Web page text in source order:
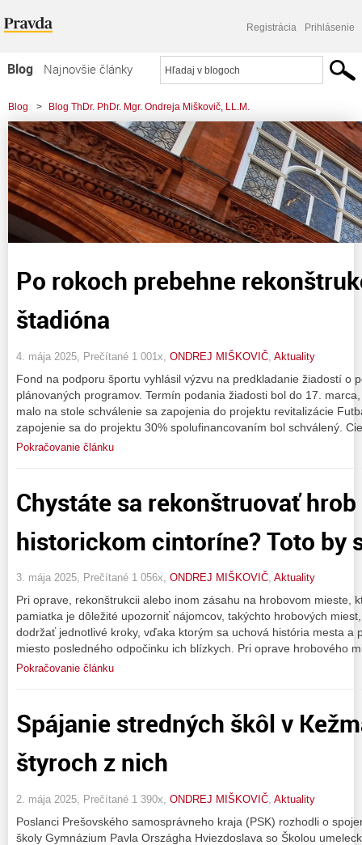
Registrácia Prihlásenie
Blog
Najnovšie články
Najčítanejšie články
Najkomentovanejšie články
Zoznam blogov
Komerčné blogy
Blog > Blog ThDr. PhDr. Mgr. Ondreja Miškovič, LL.M.
Po rokoch prebehne
štadióna
4. mája 2025, Prečítané 1 001x, ONDREJ MIŠKOVIČ Aktuality
Fond na podporu športu vyhlásil výzvu na predkladanie žiadostí o
plánovaných programov. Termín podania žiadosti bol do 17.
malo na stole schválenie sa zapojenia do projektu revitalizácie
zapojenie sa do projektu 30% spolufinancovaním bol schválený.
Pokračovanie článku
Chystáte sa rekonštruovať
historickom cintoríne? Toto by
3. mája 2025, Prečítané 1 056x, ONDREJ MIŠKOVIČ, Aktuality
Pri oprave, rekonštrukcii alebo inom zásahu na hrobovom mieste,
pamiatka je dôležité upozorniť nájomcov, takýchto hrobových
dodržať jednotlivé kroky, vďaka ktorým sa uchová história mesta a
miesto posledného odpočinku ich blízkych. Pri oprave hrobového
Pokračovanie článku
Spájanie stredných škôl v
štyroch z nich
2. mája 2025, Prečítané 1 390x, ONDREJ MIŠKOVIČ Aktuality
Poslanci Prešovského samosprávneho kraja (PSK) rozhodli o
školy Gymnázium Pavla Országha Hviezdoslava so Školou